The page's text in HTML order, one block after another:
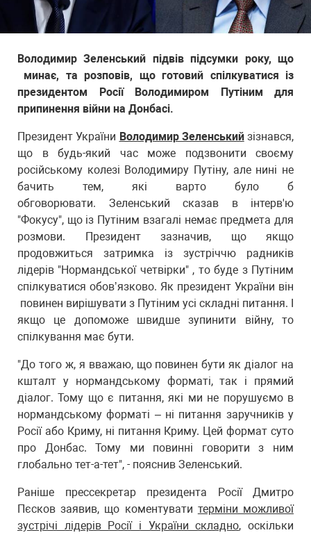
Володимир Зеленський підвів підсумки року, що
минає, та розповів, що готовий спілкуватися із
президентом Росії Володимиром Путіним для
припинення війни на Донбасі.
Президент України Володимир Зеленськийзізнався,
що в будь-який час може подзвонити своєму
російському колезі Володимиру Путіну, але нині не
бачить тем, які варто було б
обговорювати. Зеленський сказав в інтерв'ю
"Фокусу", що із Путіним взагалі немає предмета для
розмови. Президент зазначив, що якщо
продовжиться затримка із зустріччю радників
лідерів "Нормандської четвірки" , то буде з Путіним
спілкуватися обовʼязково. Як президент України він
повинен вирішувати з Путіним усі складні питання. І
якщо це допоможе швидше зупинити війну, то
спілкування має бути.
"До того ж, я вважаю, що повинен бути як діалог на
кшталт у нормандському форматі, так і прямий
діалог. Тому що є питання, які ми не порушуємо в
нормандському форматі – ні питання заручників у
Росії або Криму, ні питання Криму. Цей формат суто
про Донбас. Тому ми повинні говорити з ним
глобально тет-а-тет", - пояснив Зеленський.
Раніше прессекретар президента Росії Дмитро
Пєсков заявив, що коментувати терміни можливої
зустрічі лідерів Росії і України складно, оскільки